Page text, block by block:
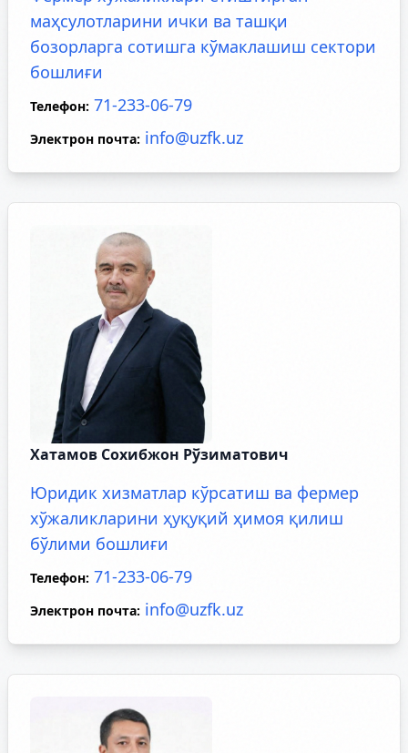
маҳсулотларини ички ва ташқи
бозорларга сотишга кўмаклашиш сектори
бошлиғи
Телефон: 71-233-06-79
Электрон почта: info@uzfk.uz
Хатамов Сохибжон Рўзиматович
Юридик хизматлар кўрсатиш ва фермер
хўжаликларини ҳуқуқий ҳимоя қилиш
бўлими бошлиғи
Телефон: 71-233-06-79
Электрон почта: info@uzfk.uz